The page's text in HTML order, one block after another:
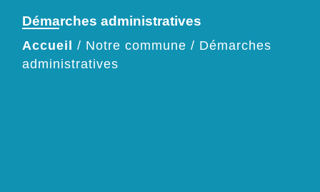
Démarches administratives
Accueil / Notre commune / Démarches
administratives